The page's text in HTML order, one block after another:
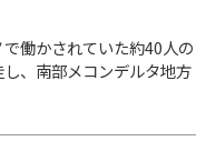
働かされていた約40人の
、南部メコンデルタ地方